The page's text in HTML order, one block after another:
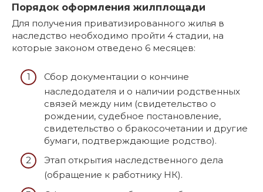
Порядок оформления жилплощади
Для получения приватизированного жилья в
наследство необходимо пройти 4 стадии, на
которые законом отведено 6 месяцев:
Сбор документации о кончине
наследодателя и о наличии родственных
связей между ним (свидетельство о
рождении, судебное постановление,
свидетельство о бракосочетании и другие
бумаги, подтверждающие родство).
Этап открытия наследственного дела
(обращение к работнику НК).